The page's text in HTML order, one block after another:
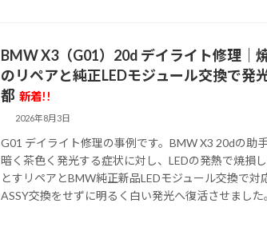
BMW X3（G01）20d デイライト修理｜
のリペアと純正LEDモジュール交換で発
都 新着!!
2026年8月3日
G01 デイライト修理の事例です。BMW X3 20dの助
暗く茶色く発光する症状に対し、LEDの発熱で焼損
とすリペアとBMW純正新品LEDモジュール交換で対
ASSY交換をせずに明るく白い発光へ復活させました